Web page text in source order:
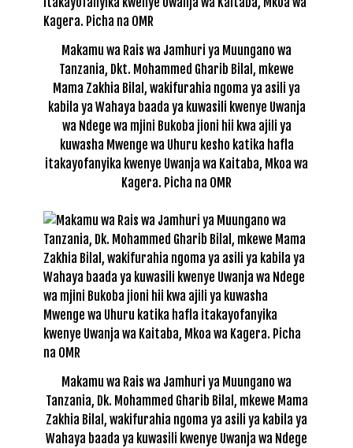
Makamu wa Rais wa Jamhuri ya Muungano wa
Tanzania, Dkt. Mohammed Gharib Bilal, mkewe
Mama Zakhia Bilal, wakifurahia ngoma ya asili ya
kabila ya Wahaya baada ya kuwasili kwenye Uwanja
wa Ndege wa mjini Bukoba jioni hii kwa ajili ya
kuwasha Mwenge wa Uhuru kesho katika hafla
itakayofanyika kwenye Uwanja wa Kaitaba, Mkoa wa
Kagera. Picha na OMR
Makamu wa Rais wa Jamhuri ya Muungano wa
Tanzania, Dk. Mohammed Gharib Bilal, mkewe Mama
Zakhia Bilal, wakifurahia ngoma ya asili ya kabila ya
Wahaya baada ya kuwasili kwenye Uwanja wa Ndege